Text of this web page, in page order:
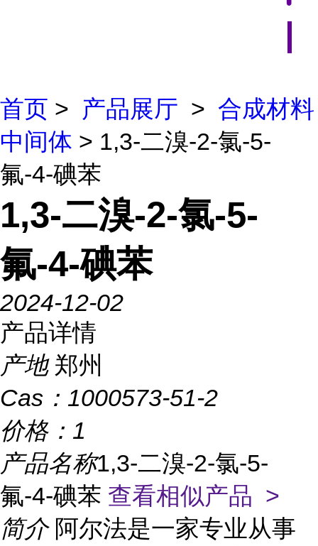
首页 > 产品展厅 > 合成材料
中间体 > 1,3-二溴-2-氯-5-
氟-4-碘苯
1,3-二溴-2-氯-5-
氟-4-碘苯
2024-12-02
产品详情
产地 郑州
Cas： 1000573-51-2
价格： 1
产品名称1,3-二溴-2-氯-5-
氟-4-碘苯 查看相似产品 >
简介 阿尔法是一家专业从事